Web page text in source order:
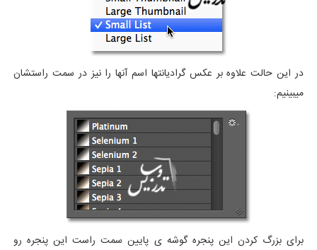
در این حالت علاوه بر عکس گرادیانتها اسم آنها را نیز در سمت راستشان
میبینیم:
برای بزرگ کردن این پنجره گوشه ی پایین سمت راست این پنجره رو